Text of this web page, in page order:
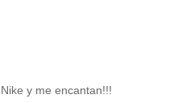
y me encantan!!!